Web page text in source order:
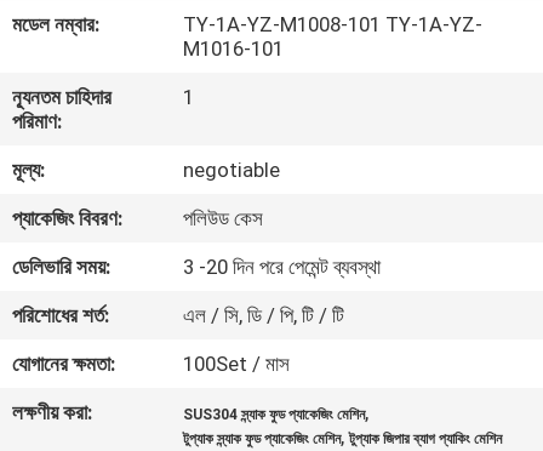
ফ্যাক্টরি
ট্যুর
মান
নিয়ন্ত্রণ
আমাদের
সাথে
যোগাযোগ
করুন
মডেল নম্বার:
TY-1A-YZ-M1008-101 TY-1A-YZ-
M1016-101
ন্যূনতম চাহিদার
পরিমাণ:
1
মূল্য:
negotiable
প্যাকেজিং বিবরণ:
পলিউড কেস
ডেলিভারি সময়:
3 -20 দিন পরে পেমেন্ট ব্যবস্থা
পরিশোধের শর্ত:
এল / সি, ডি / পি, টি / টি
যোগানের ক্ষমতা:
100Set / মাস
লক্ষণীয় করা:
SUS304 স্ন্যাক ফুড প্যাকেজিং মেশিন,
টুপ্যাক স্ন্যাক ফুড প্যাকেজিং মেশিন,টুপ্যাক জিপার ব্যাগ প্যাকিং মেশিন